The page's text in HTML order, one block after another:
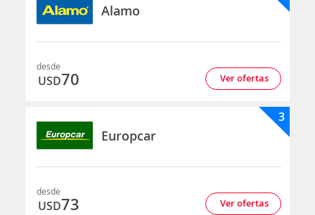
Alamo
desde
USD70 Ver ofertas
Europcar
3
desde
USD73 Ver ofertas